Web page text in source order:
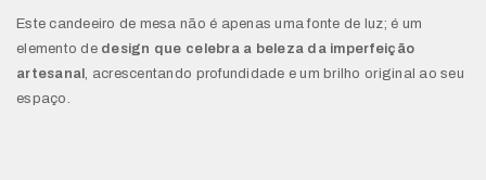
Este candeeiro de mesa não é apenas uma fonte de luz; é um
elemento de design que celebra a beleza da imperfeição
artesanal , acrescentando profundidade e um brilho original ao seu
espaço.